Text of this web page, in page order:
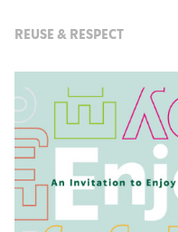
REUSE & RESPECT